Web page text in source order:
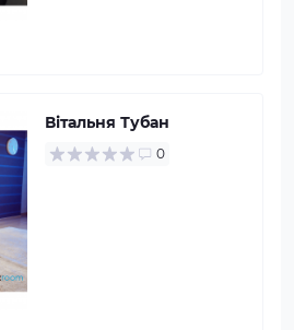
Вітальня Тубан
0